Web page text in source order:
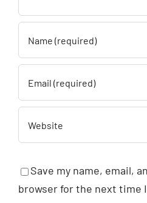
Save my name, email,
browser for the next time